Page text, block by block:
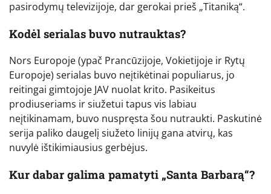
pasirodymų televizijoje, dar gerokai prieš „Titaniką“.
Kodėl serialas buvo nutrauktas?
Nors Europoje (ypač Prancūzijoje, Vokietijoje ir Rytų
Europoje) serialas buvo neįtikėtinai populiarus, jo
reitingai gimtojoje JAV nuolat krito. Pasikeitus
prodiuseriams ir siužetui tapus vis labiau
neįtikinamam, buvo nuspręsta šou nutraukti. Paskutinė
serija paliko daugelį siužeto linijų gana atvirų, kas
nuvylė ištikimiausius gerbėjus.
Kur dabar galima pamatyti „Santa Barbarą“?